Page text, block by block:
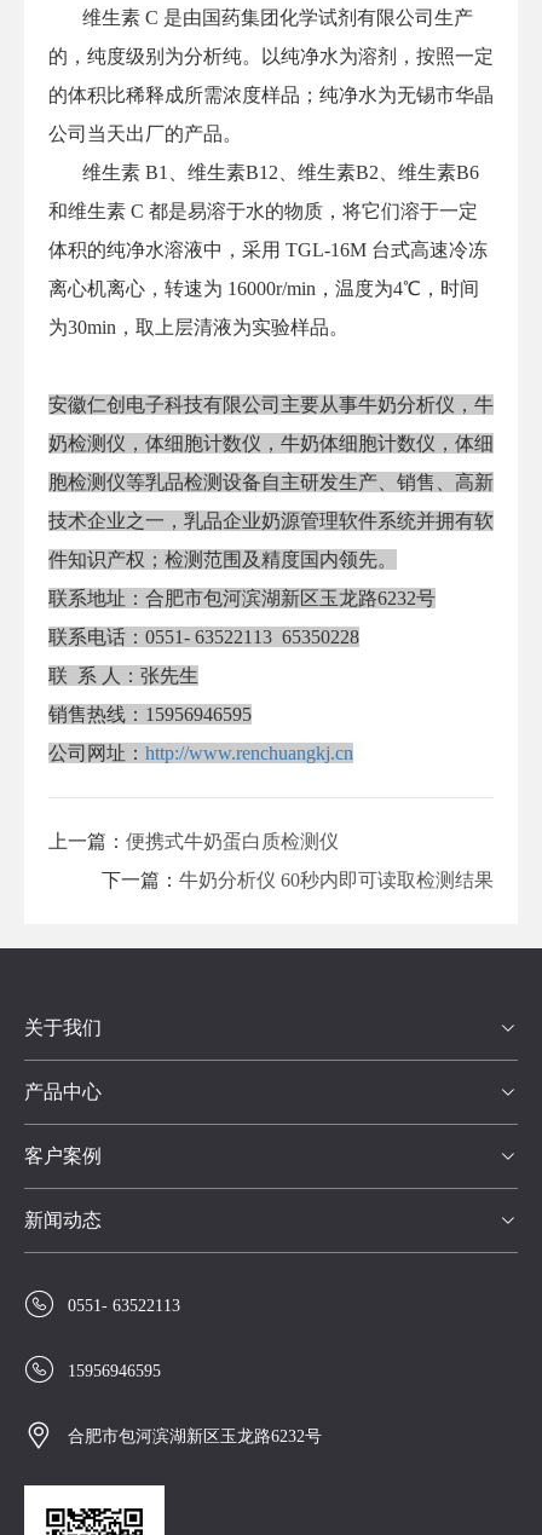
维生素 C 是由国药集团化学试剂有限公司生产
的，纯度级别为分析纯。以纯净水为溶剂，按照一定
的体积比稀释成所需浓度样品；纯净水为无锡市华晶
公司当天出厂的产品。
维生素 B1、维生素B12、维生素B2、维生素B6
和维生素 C 都是易溶于水的物质，将它们溶于一定
体积的纯净水溶液中，采用 TGL-16M 台式高速冷冻
离心机离心，转速为 16000r/min，温度为4℃，时间
为30min，取上层清液为实验样品。
安徽仁创电子科技有限公司主要从事牛奶分析仪，牛
奶检测仪，体细胞计数仪，牛奶体细胞计数仪，体细
胞检测仪等乳品检测设备自主研发生产、销售、高新
技术企业之一，乳品企业奶源管理软件系统并拥有软
件知识产权；检测范围及精度国内领先。
联系地址：合肥市包河滨湖新区玉龙路6232号
联系电话：0551- 63522113 65350228
联 系 人：张先生
销售热线：15956946595
公司网址： http://www.renchuangkj.cn
上一篇： 便携式牛奶蛋白质检测仪
下一篇： 牛奶分析仪 60秒内即可读取检测结果
关于我们 
产品中心 
客户案例 
新闻动态 
 0551- 63522113
 15956946595
 合肥市包河滨湖新区玉龙路6232号